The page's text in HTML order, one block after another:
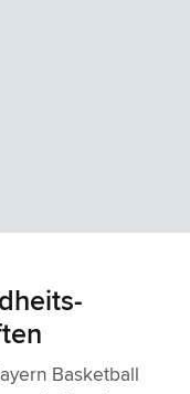
Basketball